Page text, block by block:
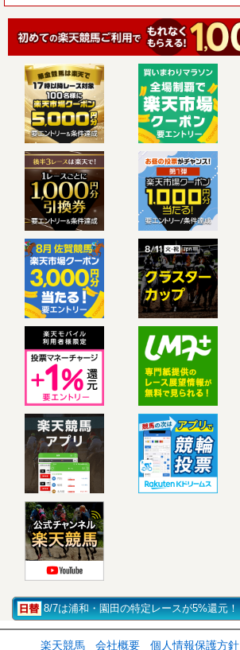
8/7は浦和・園田の特定レースが5%還元！
楽天競馬 会社概要 個人情報保護方針